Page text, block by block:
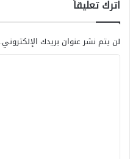
اترك تعليقاً
لن يتم نشر عنوان بريدك الإلكتروني.